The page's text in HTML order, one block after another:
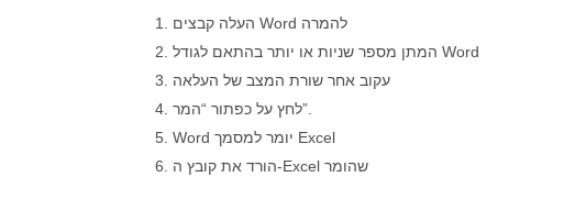
העלה קבצים Word להמרה
המתן מספר שניות או יותר בהתאם לגודל Word
עקוב אחר שורת המצב של העלאה
לחץ על כפתור “המר”.
Word יומר למסמך Excel
הורד את קובץ ה-Excel שהומר